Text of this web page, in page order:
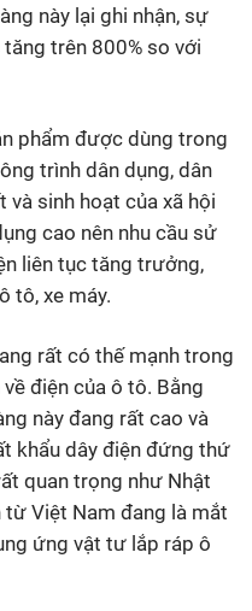
này lại ghi nhận, sự
trên 800% so với
phẩm được dùng trong
trình dân dụng, dân
và sinh hoạt của xã hội
cao nên nhu cầu sử
liên tục tăng trưởng,
tô, xe máy.
rất có thế mạnh trong
điện của ô tô. Bằng
này đang rất cao và
khẩu dây điện đứng thứ
quan trọng như Nhật
từ Việt Nam đang là mắt
ứng vật tư lắp ráp ô